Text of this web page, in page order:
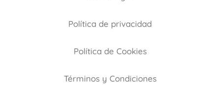
Política de privacidad
Política de Cookies
Términos y Condiciones